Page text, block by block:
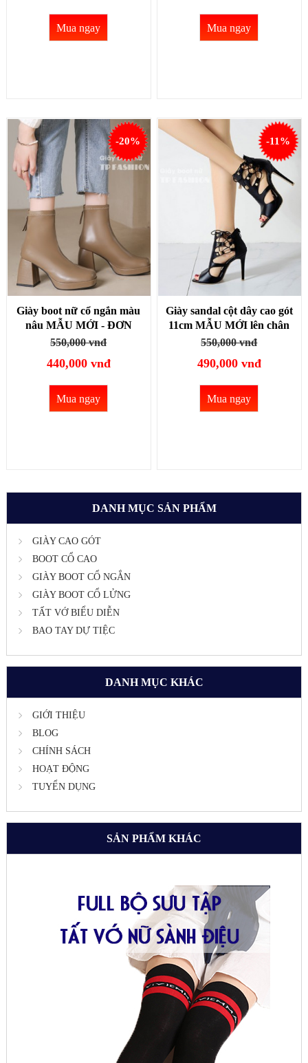
Mua ngay Mua ngay
Giày boot nữ cổ ngắn màu
nâu MẪU MỚI - ĐƠN
GIẢN đế cong cao 8cm
550,000 vnđ
440,000 vnđ
Mua ngay
-20%
Giày sandal cột dây cao gót
11cm MẪU MỚI lên chân
TÔN DÁNG, HIỆN ĐẠI
550,000 vnđ
490,000 vnđ
Mua ngay
-11%
DANH MỤC SẢN PHẨM
GIÀY CAO GÓT
BOOT CỔ CAO
GIÀY BOOT CỔ NGẮN
GIÀY BOOT CỔ LỬNG
TẤT VỚ BIỂU DIỄN
BAO TAY DỰ TIỆC
DANH MỤC KHÁC
GIỚI THIỆU
BLOG
CHÍNH SÁCH
HOẠT ĐỘNG
TUYỂN DỤNG
SẢN PHẨM KHÁC